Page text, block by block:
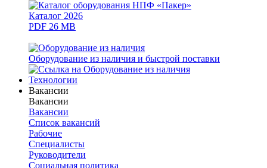
Каталог 2026
PDF 26 MB
Оборудование из наличия и быстрой поставки
Технологии
Вакансии
Вакансии
Вакансии
Список вакансий
Рабочие
Специалисты
Руководители
Cоциальная политика